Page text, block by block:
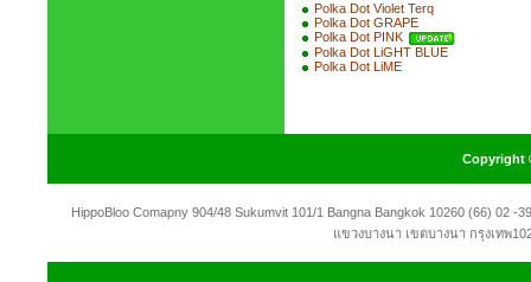
Polka Dot Violet Terq
Polka Dot GRAPE
Polka Dot PINK
Polka Dot LiGHT BLUE
Polka Dot LiME
Copyright
HippoBloo Comapny 904/48 Sukumvit 101/1 Bangna Bangkok 10260 (66)
แขวงบางนา เขตบางนา กรุงเทพ